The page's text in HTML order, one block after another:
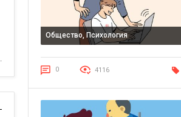
Общество, Психология
0 4116